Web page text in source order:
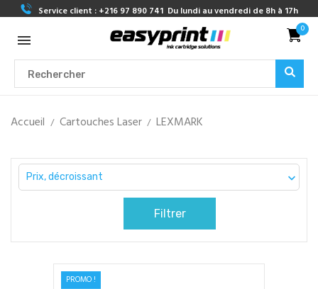
Service client : +216 97 890 741 Du lundi au vendredi de 8h à 17h
0
Accueil Cartouches Laser LEXMARK
Prix, décroissant 
Filtrer
PROMO !